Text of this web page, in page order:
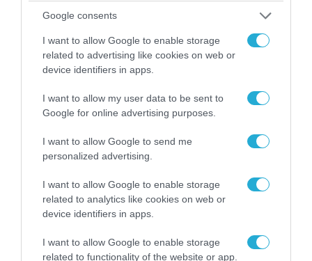
Google consents
I want to allow Google to enable storage
related to advertising like cookies on web or
device identifiers in apps.
I want to allow my user data to be sent to
Google for online advertising purposes.
I want to allow Google to send me
personalized advertising.
I want to allow Google to enable storage
related to analytics like cookies on web or
device identifiers in apps.
I want to allow Google to enable storage
related to functionality of the website or app.
Ο Γιάννης Αλαφούζος «τέλειωσε» τον
απομάκρυνσής του